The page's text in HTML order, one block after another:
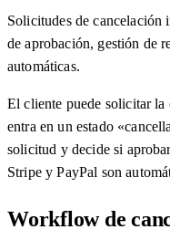
Solicitudes de
de aprobación, gestión de
automáticas.
El cliente puede solicitar la
entra en un estado
solicitud y decide si
Stripe y PayPal son
Workflow de